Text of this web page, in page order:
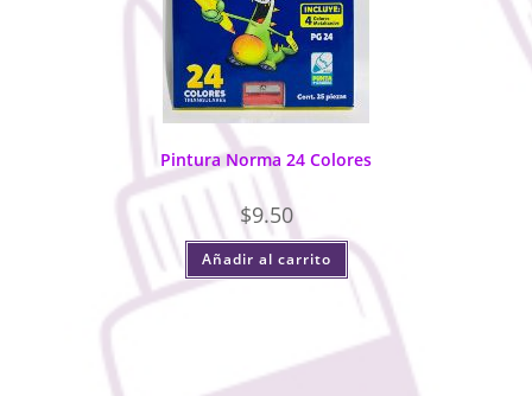
Pintura Norma 24 Colores
$9.50
Añadir al carrito